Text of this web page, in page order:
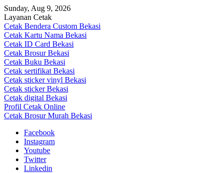
Skip
to
content
Sunday, Aug 9, 2026
Layanan Cetak
Cetak Bendera Custom Bekasi
Cetak Kartu Nama Bekasi
Cetak ID Card Bekasi
Cetak Brosur Bekasi
Cetak Buku Bekasi
Cetak sertifikat Bekasi
Cetak sticker vinyl Bekasi
Cetak sticker Bekasi
Cetak digital Bekasi
Profil Cetak Online
Cetak Brosur Murah Bekasi
Facebook
Instagram
Youtube
Twitter
Linkedin